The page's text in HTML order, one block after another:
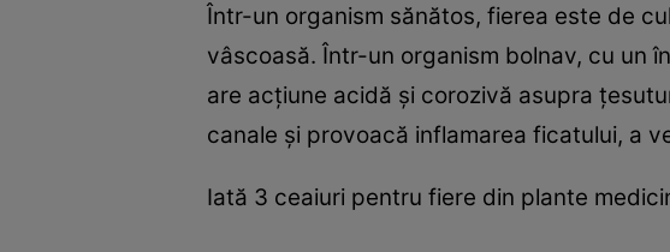
Într-un organism sănătos, fierea este de
vâscoasă. Într-un organism bolnav, cu un
are acţiune acidă şi corozivă asupra
canale şi provoacă inflamarea ficatului, a
Iată 3 ceaiuri pentru fiere din plante